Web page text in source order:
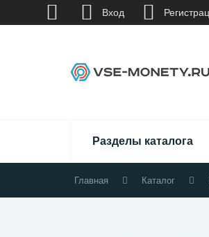
Разделы каталога
Главная Каталог
Вход